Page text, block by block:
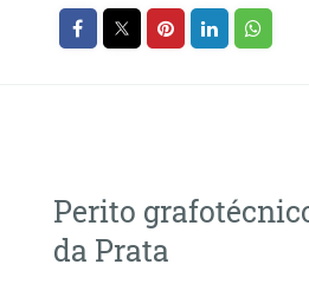
Perito
da Prata